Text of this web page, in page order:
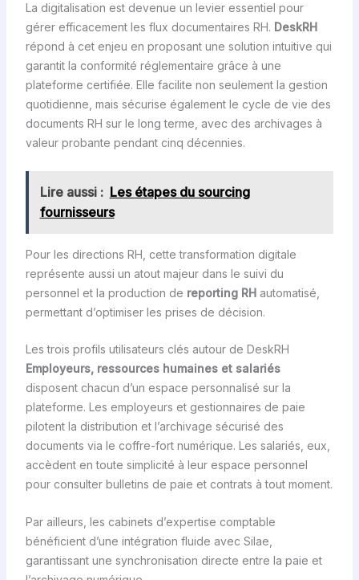
La digitalisation est devenue un levier essentiel pour
gérer efficacement les flux documentaires RH. DeskRH
répond à cet enjeu en proposant une solution intuitive qui
garantit la conformité réglementaire grâce à une
plateforme certifiée. Elle facilite non seulement la gestion
quotidienne, mais sécurise également le cycle de vie des
documents RH sur le long terme, avec des archivages à
valeur probante pendant cinq décennies.
Lire aussi : Les étapes du sourcing
fournisseurs
Pour les directions RH, cette transformation digitale
représente aussi un atout majeur dans le suivi du
personnel et la production de reporting RHautomatisé,
permettant d’optimiser les prises de décision.
Les trois profils utilisateurs clés autour de DeskRH
Employeurs, ressources humaines et salariés
disposent chacun d’un espace personnalisé sur la
plateforme. Les employeurs et gestionnaires de paie
pilotent la distribution et l’archivage sécurisé des
documents via le coffre-fort numérique. Les salariés, eux,
accèdent en toute simplicité à leur espace personnel
pour consulter bulletins de paie et contrats à tout moment.
Par ailleurs, les cabinets d’expertise comptable
bénéficient d’une intégration fluide avec Silae,
garantissant une synchronisation directe entre la paie et